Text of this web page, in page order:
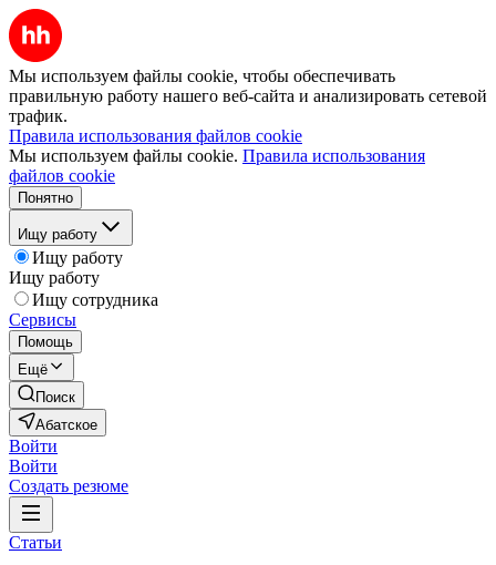
Мы используем файлы cookie, чтобы обеспечивать
правильную работу нашего веб-сайта и анализировать сетевой
трафик.
Правила использования файлов cookie
Мы используем файлы cookie. Правила использования
файлов cookie
Понятно
Ищу работу
Ищу работу
Ищу работу
Ищу сотрудника
Сервисы
Помощь
Ещё
Поиск
Абатское
Войти
Войти
Создать резюме
Статьи